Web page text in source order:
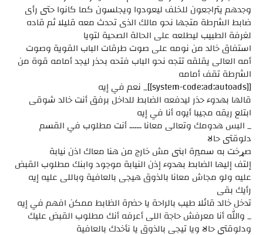
وجدهم يتراجعون للخلف ليعودوا ويجلسون كما كانوا حتى رأى
ضابط الشرطة متجها نحو مالك الذى تحدث معه قليلا ثم قاده
لغرفة الطبيب ليطلعه على الحالة الصحية لتويا
استفاق خالد من نومه على صوت طرقات الباب القوية وصوت
أمه العالى يقلقه تتجه نحو الباب فتحه بحذر ليجد أمامه قوة من
الشرطة تقف أمامه
[[system-code:ad:autoads]]_ نعم في إيه
قالها بهدوء حذر ليدفعه الضابط للداخل برفق أنت خالد شوقى
ابتلع ريقه مجيبا أيوه أنا في إيه
_ البس هدومك وتعالى معانا ....... أنت مطلوب في القسم
دلوقتى حالا
صړخت به سميرة ابنى مش خارج من هنا معاك اذن نيابة
إلتف إليها الضابط بهدوء إذن النيابة موجود وابنك مطلوب القبض
عليه ولو مجاش معانا بالذوق هيجى بالعافية وباللى عليه إيه
رأيك بقى
تدخل خالد قائلا طيب بالراحة يا حضرة الظابط ممكن افهم في إيه
_ والله أنا معرفش حاجة اللى أعرفه أنك مطلوب القبض عليك
ودلوقتي حالا ويا تيجى بالذوق يا نأخدك بالعافية